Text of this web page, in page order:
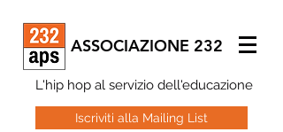
ASSOCIAZIONE 232
L'hip hop al servizio dell'educazione
Iscriviti alla Mailing List